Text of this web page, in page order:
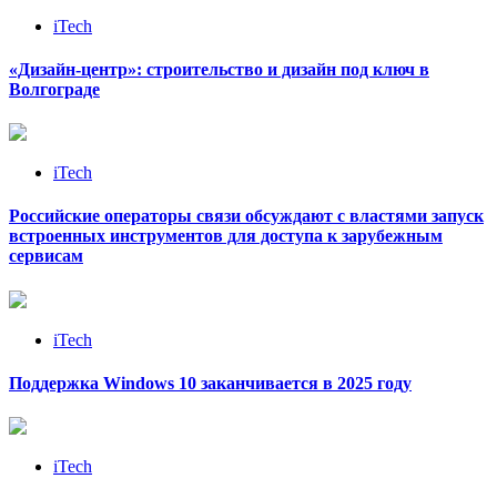
iTech
«Дизайн‑центр»: строительство и дизайн под ключ в
Волгограде
iTech
Российские операторы связи обсуждают с властями запуск
встроенных инструментов для доступа к зарубежным
сервисам
iTech
Поддержка Windows 10 заканчивается в 2025 году
iTech